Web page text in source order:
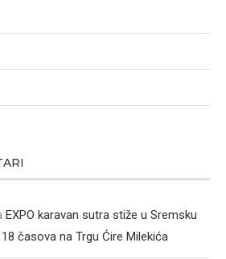
EXPO karavan sutra stiže u Sremsku
časova na Trgu Ćire Milekića